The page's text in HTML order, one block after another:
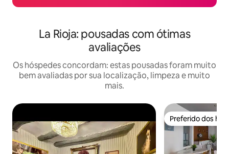
La Rioja: pousadas com ótimas
avaliações
Os hóspedes concordam: estas pousadas foram muito
bem avaliadas por sua localização, limpeza e muito
mais.
Preferido dos
Preferido dos